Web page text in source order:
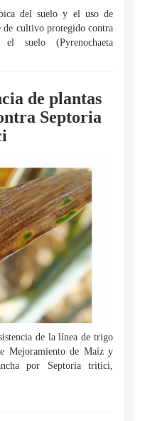
del suelo y el uso de
de cultivo protegido contra
el suelo (Pyrenochaeta
de plantas
Septoria
de la línea de trigo
Mejoramiento de Maíz y
por Septoria tritici,